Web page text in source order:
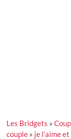
Les Bridgets »
couple » je l’aime